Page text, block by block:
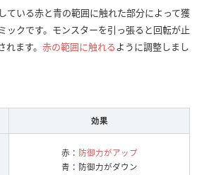
ている赤と青の範囲に触れた部分によって獲
ックです。モンスターを引っ張ると回転が止
ます。 赤の範囲に触れるように調整しまし
効果
赤： 防御力がアップ
青：防御力がダウン